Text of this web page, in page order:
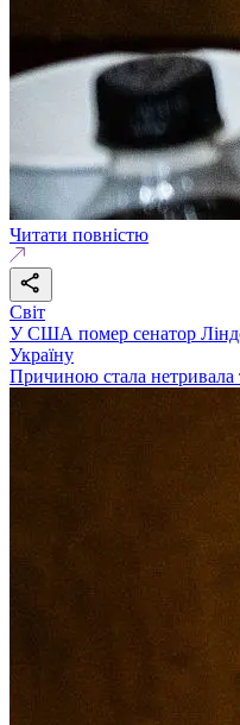
Читати повністю
Світ
У США помер сенатор
Україну
Причиною стала нетривала